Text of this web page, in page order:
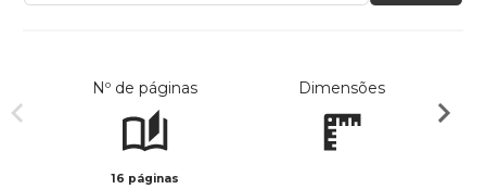
Nº de páginas
16 páginas
Dimensões